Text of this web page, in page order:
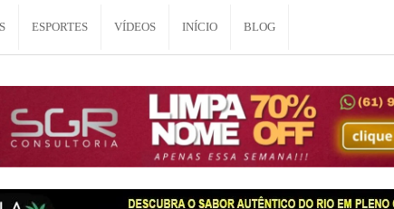
ESPORTES VÍDEOS INÍCIO BLOG